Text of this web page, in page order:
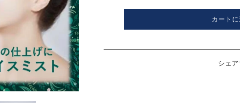
カートに
シェア